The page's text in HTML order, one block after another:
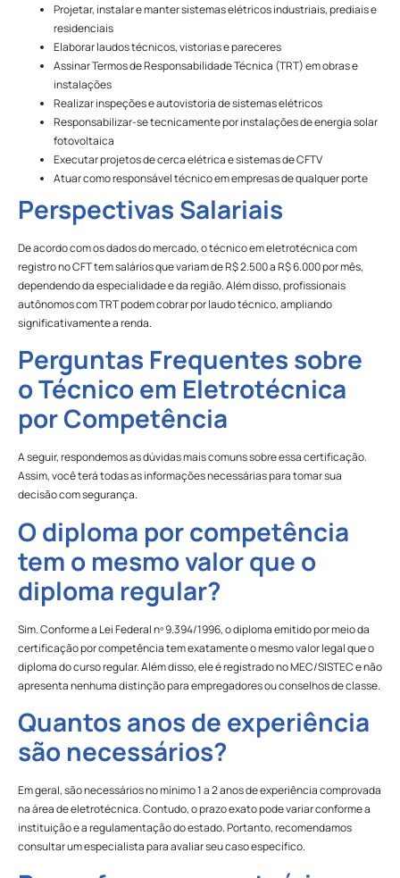
Projetar, instalar e manter sistemas elétricos industriais, prediais e
residenciais
Elaborar laudos técnicos, vistorias e pareceres
Assinar Termos de Responsabilidade Técnica (TRT) em obras e
instalações
Realizar inspeções e autovistoria de sistemas elétricos
Responsabilizar-se tecnicamente por instalações de energia solar
fotovoltaica
Executar projetos de cerca elétrica e sistemas de CFTV
Atuar como responsável técnico em empresas de qualquer porte
Perspectivas Salariais
De acordo com os dados do mercado, o técnico em eletrotécnica com
registro no CFT tem salários que variam de R$ 2.500 a R$ 6.000 por mês,
dependendo da especialidade e da região. Além disso, profissionais
autônomos com TRT podem cobrar por laudo técnico, ampliando
significativamente a renda.
Perguntas Frequentes sobre
o Técnico em Eletrotécnica
por Competência
A seguir, respondemos as dúvidas mais comuns sobre essa certificação.
Assim, você terá todas as informações necessárias para tomar sua
decisão com segurança.
O diploma por competência
tem o mesmo valor que o
diploma regular?
Sim. Conforme a Lei Federal nº 9.394/1996, o diploma emitido por meio da
certificação por competência tem exatamente o mesmo valor legal que o
diploma do curso regular. Além disso, ele é registrado no MEC/SISTEC e não
apresenta nenhuma distinção para empregadores ou conselhos de classe.
Quantos anos de experiência
são necessários?
Em geral, são necessários no mínimo 1 a 2 anos de experiência comprovada
na área de eletrotécnica. Contudo, o prazo exato pode variar conforme a
instituição e a regulamentação do estado. Portanto, recomendamos
consultar um especialista para avaliar seu caso específico.